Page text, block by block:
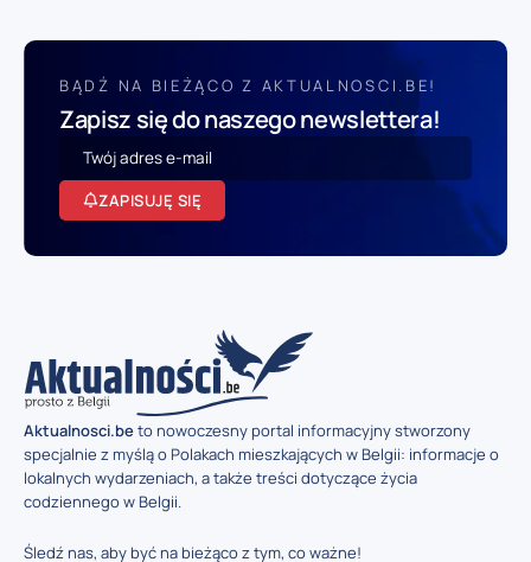
BĄDŹ NA BIEŻĄCO Z AKTUALNOSCI.BE!
Zapisz się do naszego newslettera!
ZAPISUJĘ SIĘ
Aktualnosci.beto nowoczesny portal informacyjny stworzony
specjalnie z myślą o Polakach mieszkających w Belgii: informacje o
lokalnych wydarzeniach, a także treści dotyczące życia
codziennego w Belgii.
Śledź nas, aby być na bieżąco z tym, co ważne!